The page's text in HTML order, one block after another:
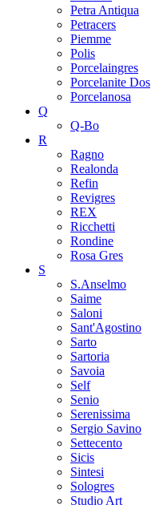
Petra Antiqua
Petracers
Piemme
Polis
Porcelaingres
Porcelanite Dos
Porcelanosa
Q
Q-Bo
R
Ragno
Realonda
Refin
Revigres
REX
Ricchetti
Rondine
Rosa Gres
S
S.Anselmo
Saime
Saloni
Sant'Agostino
Sarto
Sartoria
Savoia
Self
Senio
Serenissima
Sergio Savino
Settecento
Sicis
Sintesi
Sologres
Studio Art